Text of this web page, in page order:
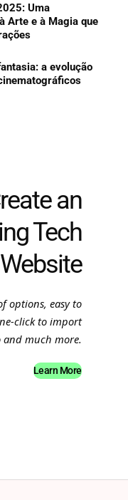
Uma
Arte e à Magia que
a evolução
an
Tech
options, easy to
click to import
and much more.
Learn More